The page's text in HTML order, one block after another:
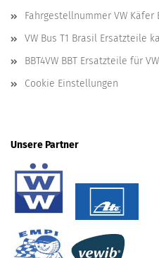
Fahrgestellnummer VW Käfer
VW Bus T1 Brasil Ersatzteile
BBT4VW BBT Ersatzteile für VW
Cookie Einstellungen
Unsere Partner